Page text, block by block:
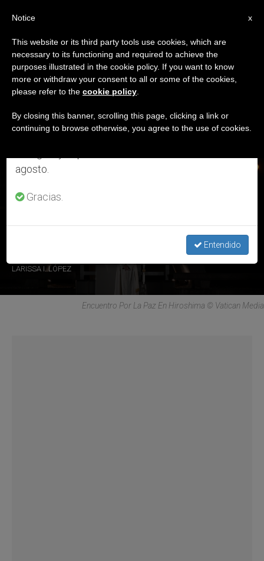
ETIQUETA
Posts Tagged
‘supervivientes’
ÚLTIMAS NOTICIAS
LARISSA I. LÓPEZ
Encuentro Por La Paz En Hiroshima © Vatican Media
×
Aviso importante
Del 27 de julio al 7 de agosto haremos la pausa
anual, aprovechando que en el periodo de verano
se generan menos informaciones y también el
agosto.
Gracias.
Entendido
x
Notice
This website or its third party tools use cookies, which are
necessary to its functioning and required to achieve the
purposes illustrated in the cookie policy. If you want to know
more or withdraw your consent to all or some of the cookies,
please refer to the cookie policy
By closing this banner, scrolling this page, clicking a link or
continuing to browse otherwise, you agree to the use of cookies.